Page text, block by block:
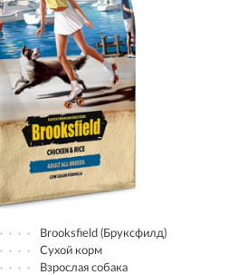
Brooksfield (Бруксфилд)
Сухой корм
Взрослая собака